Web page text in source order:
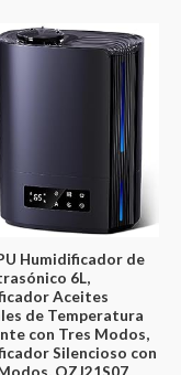
Humidificador de
6L,
Aceites
de Temperatura
con Tres Modos,
Silencioso con